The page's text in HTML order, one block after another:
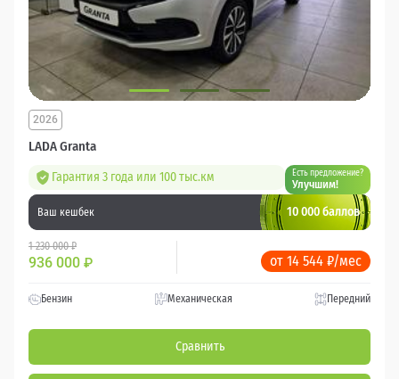
LADA Granta
2026
Гарантия 3 года или 100 тыс.км Есть предложение?
Улучшим!
Ваш кешбек 10 000 баллов
1 230 000 ₽
936 000 ₽ от 14 544 ₽/мес
Бензин Механическая Передний
Сравнить